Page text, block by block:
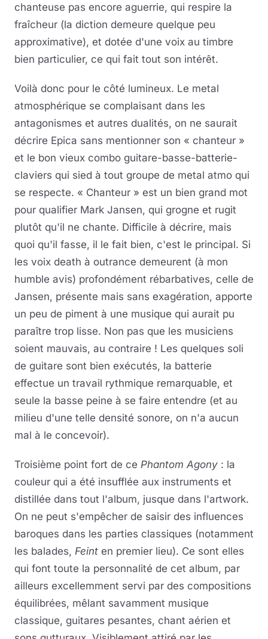
chanteuse pas encore aguerrie, qui respire la
fraîcheur (la diction demeure quelque peu
approximative), et dotée d'une voix au timbre
bien particulier, ce qui fait tout son intérêt.
Voilà donc pour le côté lumineux. Le metal
atmosphérique se complaisant dans les
antagonismes et autres dualités, on ne saurait
décrire Epica sans mentionner son « chanteur »
et le bon vieux combo guitare-basse-batterie-
claviers qui sied à tout groupe de metal atmo qui
se respecte. « Chanteur » est un bien grand mot
pour qualifier Mark Jansen, qui grogne et rugit
plutôt qu'il ne chante. Difficile à décrire, mais
quoi qu'il fasse, il le fait bien, c'est le principal. Si
les voix death à outrance demeurent (à mon
humble avis) profondément rébarbatives, celle de
Jansen, présente mais sans exagération, apporte
un peu de piment à une musique qui aurait pu
paraître trop lisse. Non pas que les musiciens
soient mauvais, au contraire ! Les quelques soli
de guitare sont bien exécutés, la batterie
effectue un travail rythmique remarquable, et
seule la basse peine à se faire entendre (et au
milieu d'une telle densité sonore, on n'a aucun
mal à le concevoir).
Troisième point fort de ce Phantom Agony : la
couleur qui a été insufflée aux instruments et
distillée dans tout l'album, jusque dans l'artwork.
On ne peut s'empêcher de saisir des influences
baroques dans les parties classiques (notamment
les balades, Feint en premier lieu). Ce sont elles
qui font toute la personnalité de cet album, par
ailleurs excellemment servi par des compositions
équilibrées, mêlant savamment musique
classique, guitares pesantes, chant aérien et